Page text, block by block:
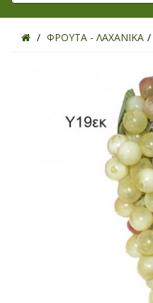
ΦΡΟΥΤΑ - ΛΑΧΑΝΙΚΑ